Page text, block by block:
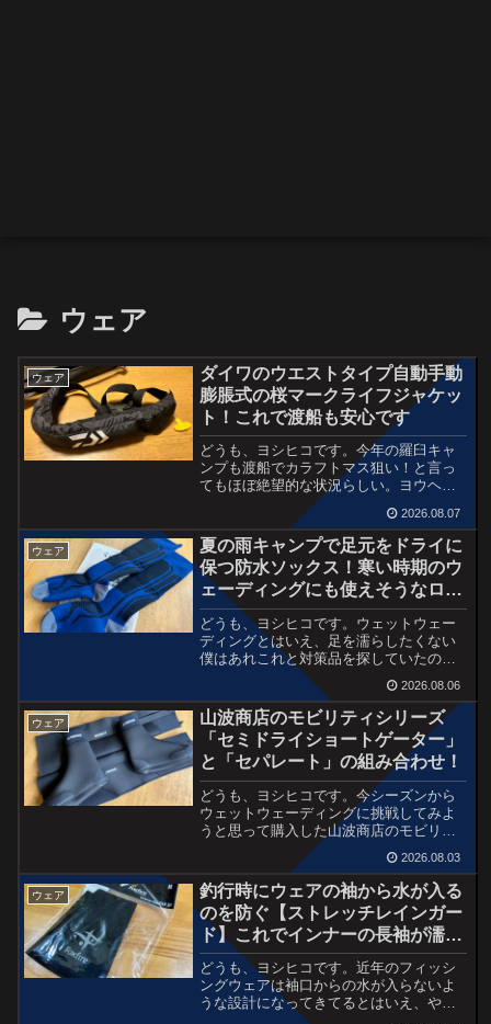
ウェア
ウェア
ダイワのウエストタイプ自動手動
膨脹式の桜マークライフジャケッ
ト！これで渡船も安心です
どうも、ヨシヒコです。今年の羅臼キャ
ンプも渡船でカラフトマス狙い！と言っ
てもほぼ絶望的な状況らしい。ヨウヘイ
が気を使ってくれて、カラフトマスがダ
メでもジギングで根魚と遊ばせてもらえ
る交渉をしてくれたみたいなので、そう
なると桜マークのライフジ...
2026.08.07
ウェア
夏の雨キャンプで足元をドライに
保つ防水ソックス！寒い時期のウ
ェーディングにも使えそうなロン
グソックス
どうも、ヨシヒコです。ウェットウェー
ディングとはいえ、足を濡らしたくない
僕はあれこれと対策品を探していたので
すが、「これならいける」と思ったのが
防水ソックスのロングタイプ。ウェット
ウェーディングそのものが、膝上までの
ウェーディングを長時間す...
2026.08.06
ウェア
山波商店のモビリティシリーズ
「セミドライショートゲーター」
と「セパレート」の組み合わせ！
どうも、ヨシヒコです。今シーズンから
ウェットウェーディングに挑戦してみよ
うと思って購入した山波商店のモビリテ
ィシリーズ。ソックス一体型のウェット
ゲーターとソックス部分とゲーターが分
かれているタイプがあります。最初はフ
ォックスファイヤーの商品...
2026.08.03
ウェア
釣行時にウェアの袖から水が入る
のを防ぐ【ストレッチレインガー
ド】これでインナーの長袖が濡れ
るストレスから解放か？
どうも、ヨシヒコです。近年のフィッシ
ングウェアは袖口からの水が入らないよ
うな設計になってきてるとはいえ、やっ
ぱりウェアとして限界があるなと思いま